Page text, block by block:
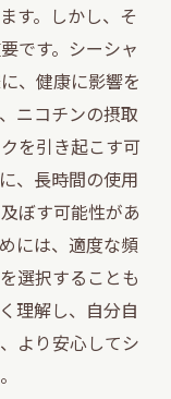
来
ためのガイド
めのティップ
情報
の紹介
ルの提案
しみ方
す。しかし、そ
です。シーシャ
、健康に影響を
ニコチンの摂取
を引き起こす可
、長時間の使用
ぼす可能性があ
には、適度な頻
選択することも
理解し、自分自
より安心してシ